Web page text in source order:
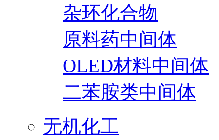
杂环化合物
原料药中间体
OLED材料中间体
二苯胺类中间体
无机化工